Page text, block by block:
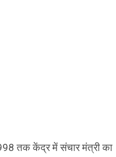
तक केंद्र में संचार मंत्री का